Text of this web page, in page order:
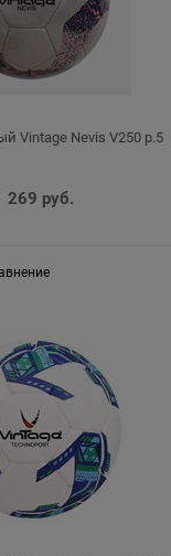
Vintage Nevis V250 р.5
269 руб.